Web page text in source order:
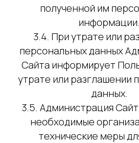
полученной им
информации.
3.4. При утрате или
персональных данных
Сайта информирует
утрате или разглашении
данных.
3.5. Администрация
необходимые
технические меры